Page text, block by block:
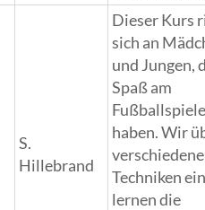
S.
Hillebrand
Dieser Kurs
sich an
und Jungen,
Spaß am
haben. Wir
verschiedene
Techniken
lernen die